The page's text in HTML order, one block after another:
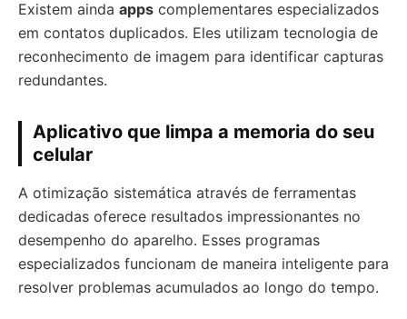
Existem ainda apps complementares especializados
em contatos duplicados. Eles utilizam tecnologia de
reconhecimento de imagem para identificar capturas
redundantes.
Aplicativo que limpa a memoria do seu
celular
A otimização sistemática através de ferramentas
dedicadas oferece resultados impressionantes no
desempenho do aparelho. Esses programas
especializados funcionam de maneira inteligente para
resolver problemas acumulados ao longo do tempo.